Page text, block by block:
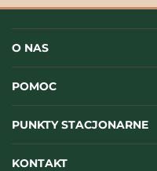
O NAS
POMOC
PUNKTY STACJONARNE
KONTAKT